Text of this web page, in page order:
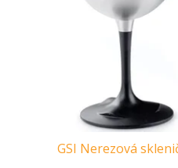
GSI Nerezová